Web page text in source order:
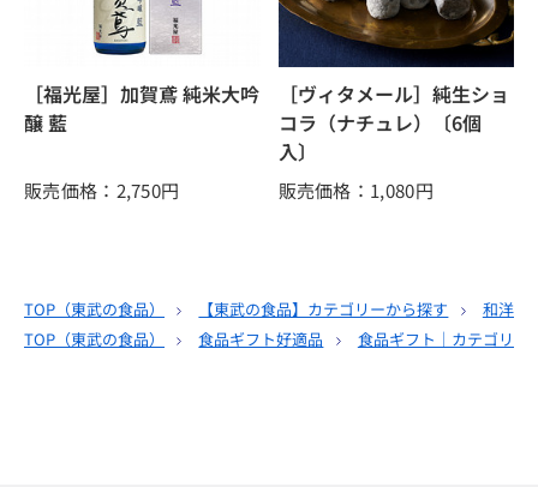
［福光屋］加賀鳶 純米大吟
醸 藍
販売価格：2,750円
［ヴィタメール］純生ショ
コラ（ナチュレ）〔6個
入〕
販売価格：1,080円
TOP（東武の食品） 【東武の食品】カテゴリーから探す
和洋酒
TOP（東武の食品） 食品ギフト好適品 食品ギフト｜カテゴリー